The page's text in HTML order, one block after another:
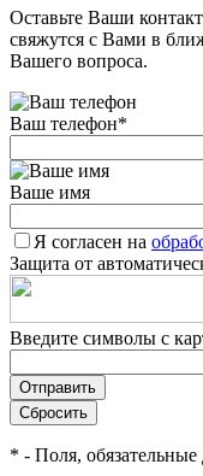
Оставьте Ваши
свяжутся с Вами в
Вашего вопроса.
Ваш телефон*
Ваше имя
Я согласен на
Защита от
Введите символы с
* - Поля, обязательные